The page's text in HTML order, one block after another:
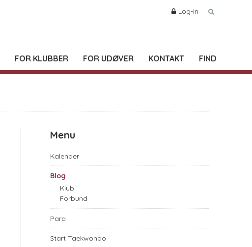
Log-in
FOR KLUBBER FOR UDØVER KONTAKT FIND
Menu
Kalender
Blog
Klub
Forbund
Para
Start Taekwondo